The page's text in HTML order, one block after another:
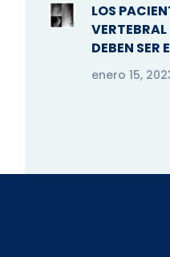
LOS
DEBEN SER
enero 15,